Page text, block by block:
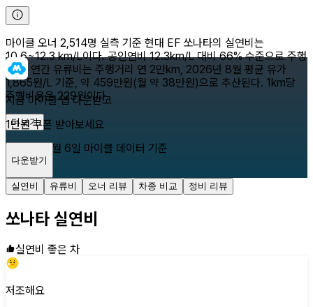
마이클 오너 2,514명 실측 기준 현대 EF 쏘나타의 실연비는
10.6~12.3 km/L이다. 공인연비 12.3km/L 대비 66% 수준으로 주행
된다. 연간 유류비는 주행거리 연 2만km, 2026년 8월 평균 유가
1,865원/L 기준, 약 459만원(월 약 38만원)으로 추산된다. 1km당
주행비용은 229원이다.
더보기
2026년 8월 6일 마이클 데이터 기준
지금 마이클 앱 다운받고
1만원 쿠폰 받아보세요
다운받기
실연비 유류비 오너 리뷰 차종 비교 정비 리뷰
쏘나타 실연비
실연비 좋은 차
저조해요